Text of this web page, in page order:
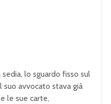
lo sguardo fisso sul
suo avvocato stava già
le sue carte,